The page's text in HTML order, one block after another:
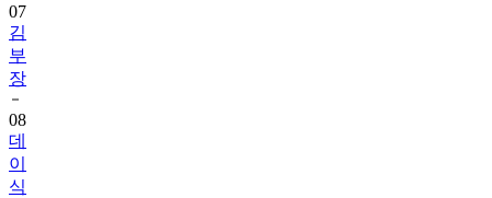
07
김
부
장
08
데
이
식